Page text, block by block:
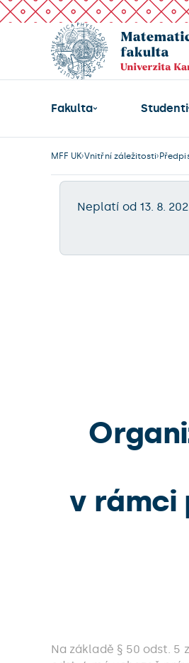
Fakulta Studenti
MFF UK Vnitřní záležitosti
Neplatí od 13. 8.
v rámci
Na základě § 50 odst. 5